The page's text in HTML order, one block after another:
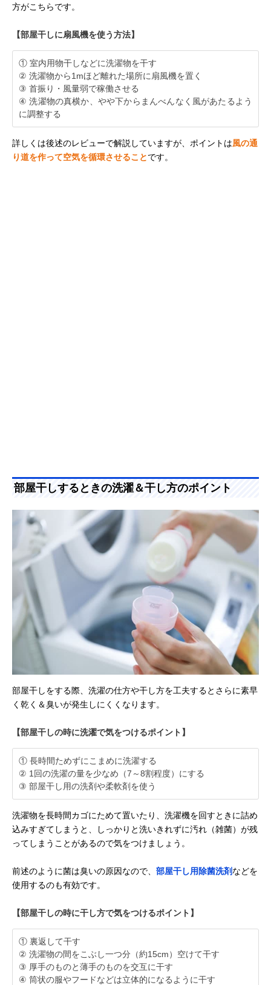
方がこちらです。
【部屋干しに扇風機を使う方法】
① 室内用物干しなどに洗濯物を干す
② 洗濯物から1mほど離れた場所に扇風機を置く
③ 首振り・風量弱で稼働させる
④ 洗濯物の真横か、やや下からまんべんなく風があたるよう
に調整する
詳しくは後述のレビューで解説していますが、ポイントは風の通
り道を作って空気を循環させることです。
部屋干しするときの洗濯＆干し方のポイント
部屋干しをする際、洗濯の仕方や干し方を工夫するとさらに素早
く乾く＆臭いが発生しにくくなります。
【部屋干しの時に洗濯で気をつけるポイント】
① 長時間ためずにこまめに洗濯する
② 1回の洗濯の量を少なめ（7～8割程度）にする
③ 部屋干し用の洗剤や柔軟剤を使う
洗濯物を長時間カゴにためて置いたり、洗濯機を回すときに詰め
込みすぎてしまうと、しっかりと洗いきれずに汚れ（雑菌）が残
ってしまうことがあるので気をつけましょう。
前述のように菌は臭いの原因なので、 部屋干し用除菌洗剤などを
使用するのも有効です。
【部屋干しの時に干し方で気をつけるポイント】
① 裏返して干す
② 洗濯物の間をこぶし一つ分（約15cm）空けて干す
③ 厚手のものと薄手のものを交互に干す
④ 筒状の服やフードなどは立体的になるように干す